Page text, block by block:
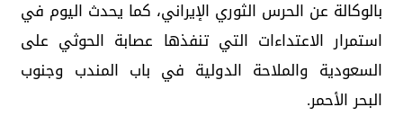
بالوكالة عن الحرس الثوري الإيراني، كما يحدث اليوم في
استمرار الاعتداءات التي تنفذها عصابة الحوثي على
السعودية والملاحة الدولية في باب المندب وجنوب
البحر الأحمر.